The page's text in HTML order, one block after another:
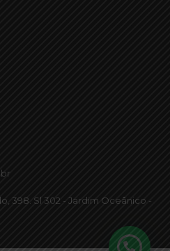
398. Sl 302 - Jardim Oceânico -